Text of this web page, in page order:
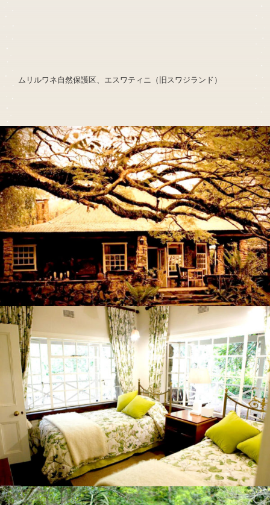
ムリルワネ自然保護区、エスワティニ（旧スワジランド）